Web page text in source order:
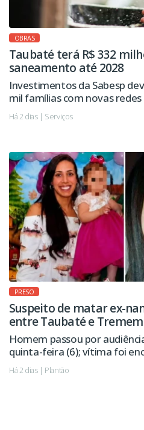
OBRAS
Taubaté terá R$ 332
saneamento até 2028
Investimentos da Sabesp
mil famílias com novas redes
regiões da cidade.
Há 2 dias | Serviços
PRESO
Suspeito de matar ex-
entre Taubaté e
Homem passou por
quinta-feira (6); vítima foi
sinais de violência.
Há 2 dias | Plantão